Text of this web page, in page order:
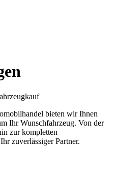
bieten wir Ihnen
Ihr Wunschfahrzeug. Von der
zur kompletten
zuverlässiger Partner.